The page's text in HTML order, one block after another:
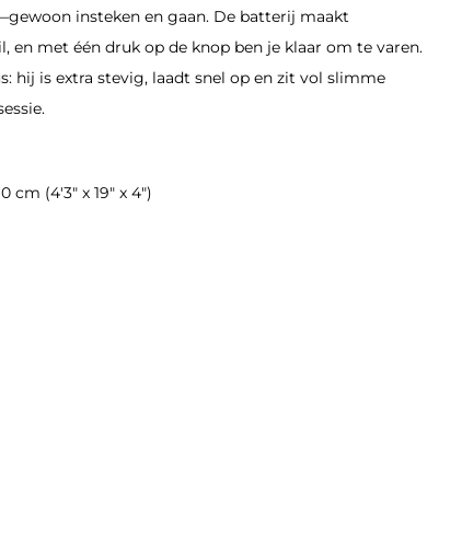
insteken en gaan. De batterij maakt
met één druk op de knop ben je klaar om te varen.
hij is extra stevig, laadt snel op en zit vol slimme
cm (4'3" x 19" x 4")